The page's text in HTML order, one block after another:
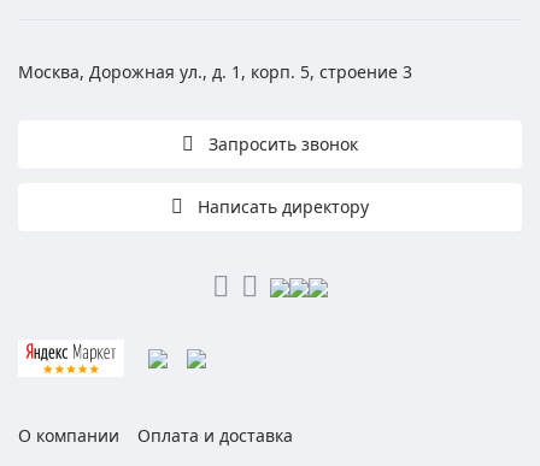
Москва, Дорожная ул., д. 1, корп. 5, строение 3
Запросить звонок
Написать директору
О компании
Оплата и доставка